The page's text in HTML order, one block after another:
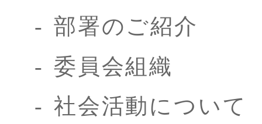
部署のご紹介
委員会組織
社会活動について